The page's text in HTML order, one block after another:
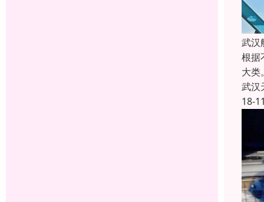
武汉
根据
大类
武汉
18-